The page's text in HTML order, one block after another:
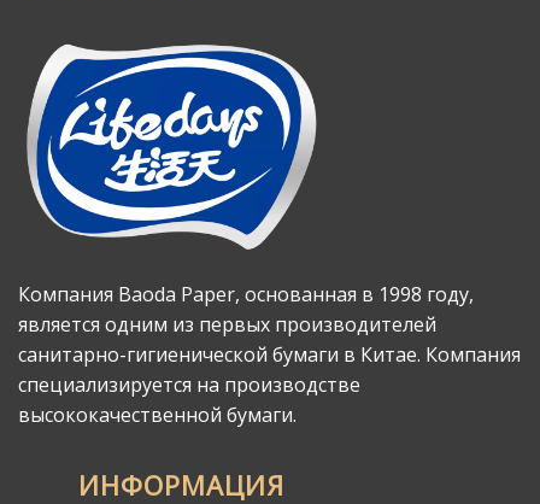
Компания Baoda Paper, основанная в 1998 году,
является одним из первых производителей
санитарно-гигиенической бумаги в Китае. Компания
специализируется на производстве
высококачественной бумаги.
ИНФОРМАЦИЯ